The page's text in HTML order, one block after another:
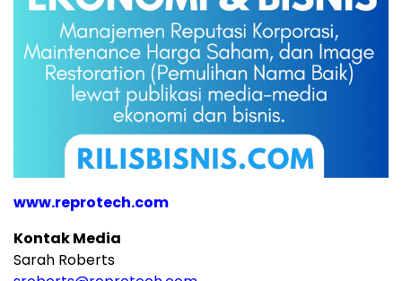
www.reprotech.com
Kontak Media
Sarah Roberts